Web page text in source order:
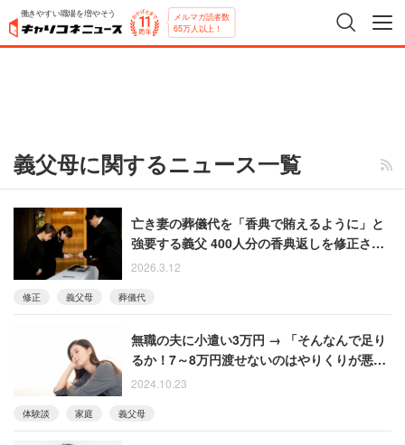
働きやすい職場を増やそう メルマガ読者数
65万人以上！
義父母に関するニュース一覧
亡き妻の葬儀代を「香典で賄えるように」と
強要する義父 400人分の香典返しを修正させ
られて嫁はウンザリ
2026.3.12
修正 義父母 葬儀代
無職の夫に小遣い3万円 → 「そんなんで足り
るか！7～8万円渡せないのはやりくりが悪
い」と義父に怒られた女性の記憶
2024.10.23
体験談 家庭 義父母